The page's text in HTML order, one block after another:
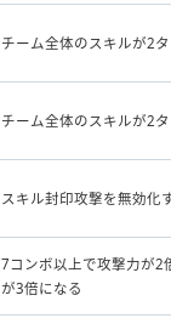
チーム全体のスキルが2
チーム全体のスキルが2
スキル封印攻撃を無効化
7コンボ以上で攻撃力が2
が3倍になる